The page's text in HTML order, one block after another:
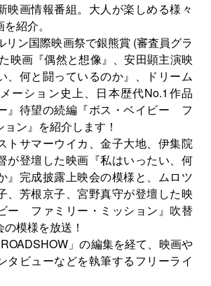
映画情報番組。大人が楽しめる様々
紹介。
リン国際映画祭で銀熊賞 (審査員グラ
映画『偶然と想像』、安田顕主演映
、何と闘っているのか』、ドリーム
ーション史上、日本歴代No.1作品
』待望の続編『ボス・ベイビー フ
ン』を紹介します！
トサマーウイカ、金子大地、伊集院
が登壇した映画『私はいったい、何
』完成披露上映会の模様と、ムロツ
、芳根京子、宮野真守が登壇した映
ー ファミリー・ミッション』吹替
模様を放送！
」の編集を経て、映画や
タビューなどを執筆するフリーライ